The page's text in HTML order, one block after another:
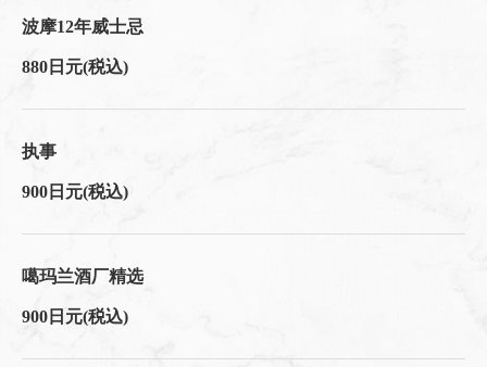
波摩12年威士忌
880日元(税込)
执事
900日元(税込)
噶玛兰酒厂精选
900日元(税込)